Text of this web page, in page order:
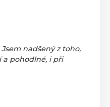
nadšený z toho,
a pohodlné, i při